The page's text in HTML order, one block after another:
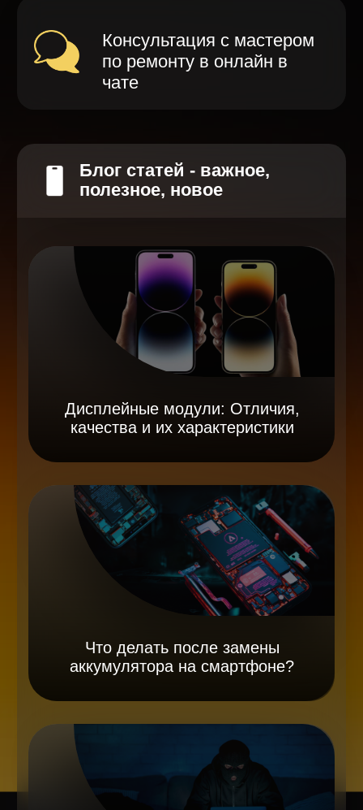
Что делать после замены
аккумулятора на смартфоне?
Показать больше